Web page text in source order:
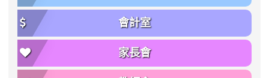
會計室
家長會